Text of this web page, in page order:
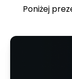
Poniżej